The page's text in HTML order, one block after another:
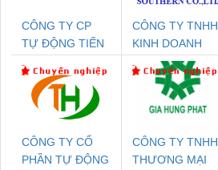
CÔNG TY CP
TỰ ĐỘNG TIẾN
CÔNG TY TNHH
KINH DOANH
DỊCH VỤ XNK
PHƯƠNG NAM
CÔNG TY CỔ
PHẦN TỰ ĐỘNG
CÔNG TY TNHH
THƯƠNG MẠI